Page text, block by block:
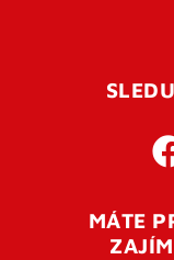
MÁTE